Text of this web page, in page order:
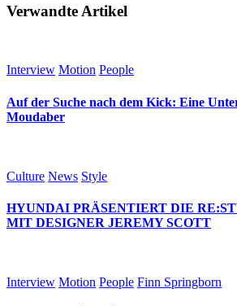
Verwandte Artikel
Interview Motion People
Auf der Suche nach dem Kick: Eine
Moudaber
Culture News Style
HYUNDAI PRÄSENTIERT DIE
MIT DESIGNER JEREMY SCOTT
Interview Motion People Finn Springborn